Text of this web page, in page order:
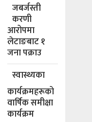
जबर्जस्ती
करणी
आरोपमा
लेटाङबाट १
जना पक्राउ
स्वास्थ्यका
कार्यक्रमहरूको
वार्षिक समीक्षा
कार्यक्रम